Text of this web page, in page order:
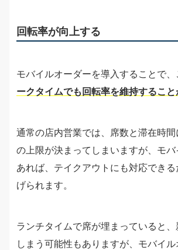
回転率が向上する
モバイルオーダーを導入することで
ークタイムでも回転率を維持すること
通常の店内営業では、席数と滞在時
の上限が決まってしまいますが、モ
あれば、テイクアウトにも対応でき
げられます。
ランチタイムで席が埋まっていると
しまう可能性もありますが、モバイ